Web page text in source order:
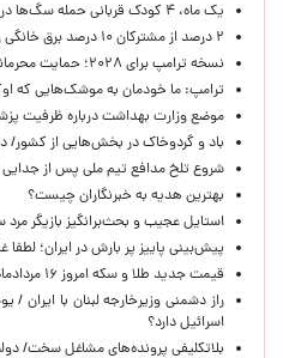
یک ماه، ۴ کودک قربانی حمله سگ‌ها در سنندج / چرا حوادث تکرار می‌شود؟
۲ درصد از مشترکان ۱۰ درصد برق خانگی را مصرف می‌کنند!
نسخه ترامپ برای ۲۰۲۸؛ حمایت محرمانه از نامزدی جی‌دی ونس
ترامپ: ما خودمان به موشک‌هایی که
موضع وزارت بهداشت درباره ظرفیت پزشکی
باد و گردوخاک در بخش‌هایی از کشور/
شروع تلخ مدافع تیم ملی پس از
بهترین هدیه به خبرنگاران چیست؟
استایل عجیب و بحث‌برانگیز بازیگر مرد
پیش‌بینی پاییز پر بارش در ایران؛ لطفا
قیمت جدید طلا و سکه امروز ۱۶ مردادماه ۱۴۰۵/ جدول
راز دشمنی وزیرخارجه لبنان با
اسرائیل دارد؟
بلاتکلیفی پرونده‌های مشاغل سخت/